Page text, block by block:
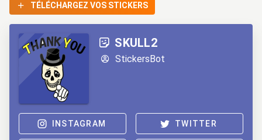
TÉLÉCHARGEZ VOS STICKERS
SKULL2
StickersBot
INSTAGRAM TWITTER